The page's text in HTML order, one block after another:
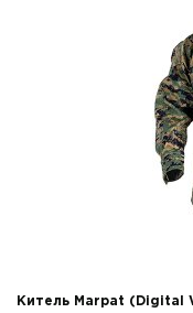
Китель Marpat (Digital